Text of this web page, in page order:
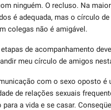
ninguém. O recluso. Na
é adequada, mas o círculo
colegas não é amigável.
de acompanhamento
meu círculo de amigos
com o sexo oposto
de relações sexuais
para a vida e se casar.